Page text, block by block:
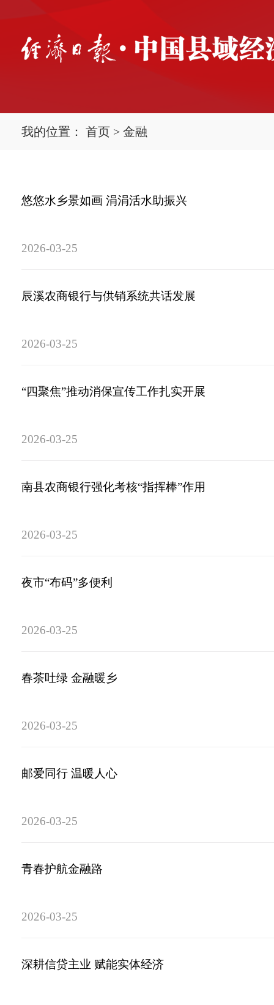
我的位置： 首页 > 金融
悠悠水乡景如画 涓涓活水助振兴
2026-03-25
辰溪农商银行与供销系统共话发展
2026-03-25
“四聚焦”推动消保宣传工作扎实开展
2026-03-25
南县农商银行强化考核“指挥棒”作用
2026-03-25
夜市“布码”多便利
2026-03-25
春茶吐绿 金融暖乡
2026-03-25
邮爱同行 温暖人心
2026-03-25
青春护航金融路
2026-03-25
深耕信贷主业 赋能实体经济